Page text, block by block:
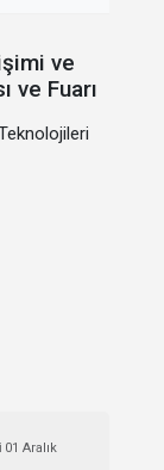
ve
ve Fuarı
01 Aralık